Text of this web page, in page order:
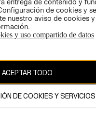
por copyright y es
entrega de contenido y
de cookies y
nuestro aviso de cookies
y uso compartido de datos
ACEPTAR TODO
DE COOKIES Y SERVICIOS